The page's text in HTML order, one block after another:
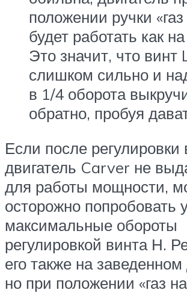
положении ручки
будет работать как
Это значит, что винт
слишком сильно и
в 1/4 оборота
обратно, пробуя
Если после регулировки
двигатель Carver не
для работы мощности,
осторожно попробовать
максимальные обороты
регулировкой винта Н.
его также на заведенном
но при положении «газ